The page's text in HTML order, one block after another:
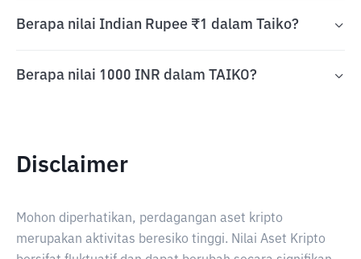
Berapa nilai Indian Rupee ₹1 dalam Taiko?
Berapa nilai 1000 INR dalam TAIKO?
Disclaimer
Mohon diperhatikan, perdagangan aset kripto
merupakan aktivitas beresiko tinggi. Nilai Aset Kripto